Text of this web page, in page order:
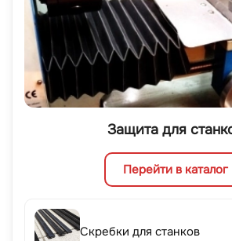
Защита для
Перейти в каталог
Скребки для станков